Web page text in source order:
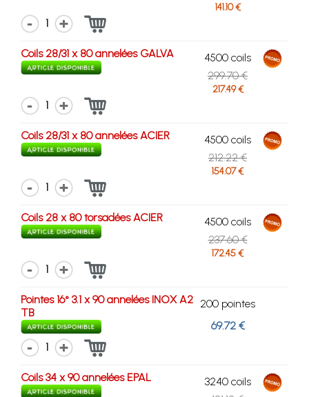
141.10 €
1
Coils 28/31 x 80 annelées GALVA
4500 coils
299.70 €
217.49 €
1
Coils 28/31 x 80 annelées ACIER
4500 coils
212.22 €
154.07 €
1
Coils 28 x 80 torsadées ACIER
4500 coils
237.60 €
172.45 €
1
Pointes 16° 3.1 x 90 annelées INOX A2
TB
200 pointes
69.72 €
1
Coils 34 x 90 annelées EPAL
3240 coils